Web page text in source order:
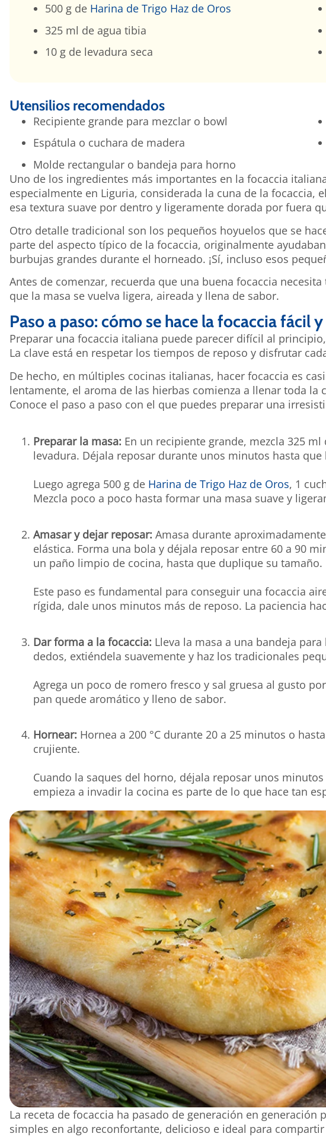
500 g de Harina de Trigo Haz de Oros
325 ml de agua tibia
10 g de levadura seca
Utensilios recomendados
Recipiente grande para mezclar o bowl
Espátula o cuchara de madera
Molde rectangular o bandeja para horno
Uno de los ingredientes más importantes en la focaccia
especialmente en Liguria, considerada la cuna de la
esa textura suave por dentro y ligeramente dorada por fuera
Otro detalle tradicional son los pequeños hoyuelos que se
parte del aspecto típico de la focaccia, originalmente
burbujas grandes durante el horneado. ¡Sí, incluso esos
Antes de comenzar, recuerda que una buena focaccia
que la masa se vuelva ligera, aireada y llena de sabor.
Paso a paso: cómo se hace la focaccia fácil
Preparar una focaccia italiana puede parecer difícil al
La clave está en respetar los tiempos de reposo y disfrutar
De hecho, en múltiples cocinas italianas, hacer focaccia es
lentamente, el aroma de las hierbas comienza a llenar toda la
Conoce el paso a paso con el que puedes preparar una
Preparar la masa: En un recipiente grande, mezcla 325
levadura. Déjala reposar durante unos minutos hasta
Luego agrega 500 g de Harina de Trigo Haz de Oros, 1
Mezcla poco a poco hasta formar una masa suave y
Amasar y dejar reposar: Amasa durante
elástica. Forma una bola y déjala reposar entre 60 a 90
un paño limpio de cocina, hasta que duplique su tamaño.
Este paso es fundamental para conseguir una focaccia
rígida, dale unos minutos más de reposo. La paciencia
Dar forma a la focaccia: Lleva la masa a una bandeja
dedos, extiéndela suavemente y haz los tradicionales
Agrega un poco de romero fresco y sal gruesa al gusto
pan quede aromático y lleno de sabor.
Hornear: Hornea a 200 °C durante 20 a 25 minutos o
crujiente.
Cuando la saques del horno, déjala reposar unos
empieza a invadir la cocina es parte de lo que hace tan
La receta de focaccia ha pasado de generación en
simples en algo reconfortante, delicioso e ideal para